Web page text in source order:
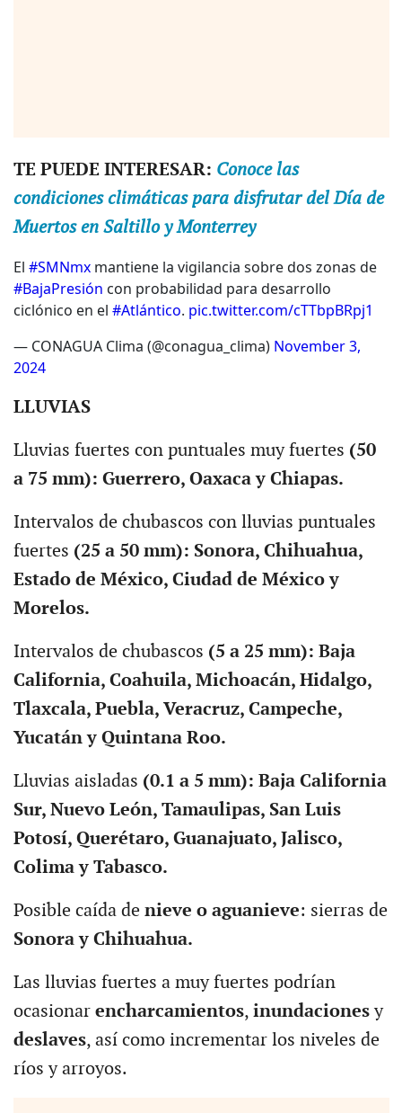
TE PUEDE INTERESAR: Conoce las
condiciones climáticas para disfrutar del Día de
Muertos en Saltillo y Monterrey
El #SMNmxmantiene la vigilancia sobre dos zonas de
#BajaPresión con probabilidad para desarrollo
ciclónico en el #Atlántico. pic.twitter.com/cTTbpBRpj1
— CONAGUA Clima (@conagua_clima) November 3,
2024
LLUVIAS
Lluvias fuertes con puntuales muy fuertes (50
a 75 mm): Guerrero, Oaxaca y Chiapas.
Intervalos de chubascos con lluvias puntuales
fuertes (25 a 50 mm): Sonora, Chihuahua,
Estado de México, Ciudad de México y
Morelos.
Intervalos de chubascos (5 a 25 mm): Baja
California, Coahuila, Michoacán, Hidalgo,
Tlaxcala, Puebla, Veracruz, Campeche,
Yucatán y Quintana Roo.
Lluvias aisladas (0.1 a 5 mm): Baja California
Sur, Nuevo León, Tamaulipas, San Luis
Potosí, Querétaro, Guanajuato, Jalisco,
Colima y Tabasco.
Posible caída denieve o aguanieve: sierras de
Sonora y Chihuahua.
Las lluvias fuertes a muy fuertes podrían
ocasionar encharcamientos, inundacionesy
deslaves, así como incrementar los niveles de
ríos y arroyos.